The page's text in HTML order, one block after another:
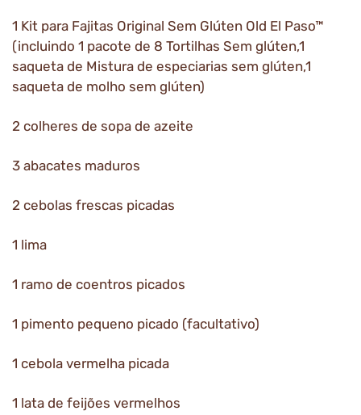
1 Kit para Fajitas Original Sem Glúten Old El Paso™
(incluindo 1 pacote de 8 Tortilhas Sem glúten,1
saqueta de Mistura de especiarias sem glúten,1
saqueta de molho sem glúten)
2 colheres de sopa de azeite
3 abacates maduros
2 cebolas frescas picadas
1 lima
1 ramo de coentros picados
1 pimento pequeno picado (facultativo)
1 cebola vermelha picada
1 lata de feijões vermelhos